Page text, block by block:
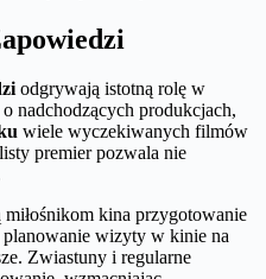
odgrywają istotną rolę w
nadchodzących produkcjach,
wiele wyczekiwanych filmów
premier pozwala nie
kina przygotowanie
planowanie wizyty w kinie na
Zwiastuny i regularne